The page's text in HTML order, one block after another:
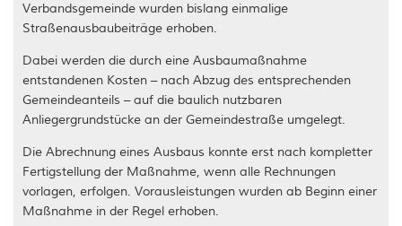
Verbandsgemeinde wurden bislang einmalige
Straßenausbaubeiträge erhoben.
Dabei werden die durch eine Ausbaumaßnahme
entstandenen Kosten – nach Abzug des entsprechenden
Gemeindeanteils – auf die baulich nutzbaren
Anliegergrundstücke an der Gemeindestraße umgelegt.
Die Abrechnung eines Ausbaus konnte erst nach kompletter
Fertigstellung der Maßnahme, wenn alle Rechnungen
vorlagen, erfolgen. Vorausleistungen wurden ab Beginn einer
Maßnahme in der Regel erhoben.